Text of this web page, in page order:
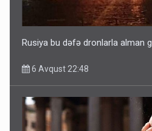
Rusiya bu dəfə dronlarla alman
6 Avqust 22:48